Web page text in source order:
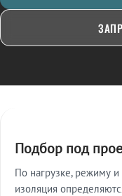
Подбор под
По нагрузке, режиму
изоляция